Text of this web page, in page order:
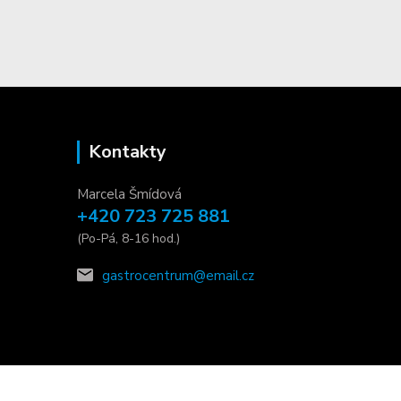
Kontakty
Marcela Šmídová
+420 723 725 881
(Po-Pá, 8-16 hod.)
gastrocentrum@email.cz